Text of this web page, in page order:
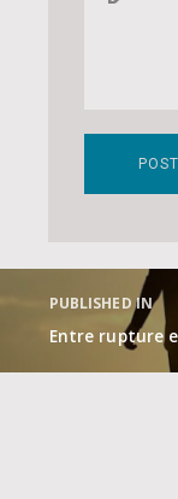
l’article
PUBLISHED IN
Entre rupture